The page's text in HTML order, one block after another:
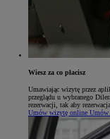
Wiesz za co płacisz
Umawiając wizytę przez
przeglądu u wybranego
rezerwacji, tak aby
Umów wizytę online Umów